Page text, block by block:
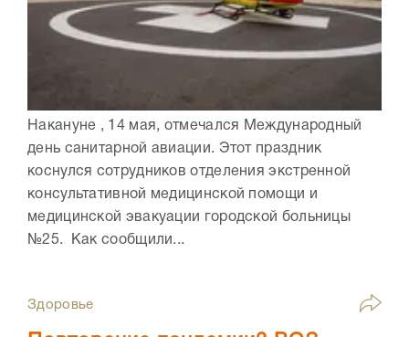
Накануне , 14 мая, отмечался Международный
день санитарной авиации. Этот праздник
коснулся сотрудников отделения экстренной
консультативной медицинской помощи и
медицинской эвакуации городской больницы
№25. Как сообщили...
Здоровье